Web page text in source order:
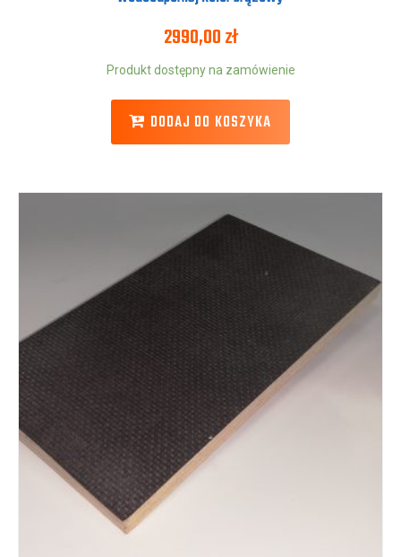
2990,00zł
Produkt dostępny na zamówienie
DODAJ DO KOSZYKA